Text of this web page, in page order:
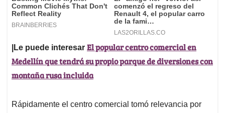
|Le puede interesar El popular centro comercial en
Medellín que tendrá su propio parque de diversiones con
montaña rusa incluida
Rápidamente el centro comercial tomó relevancia por